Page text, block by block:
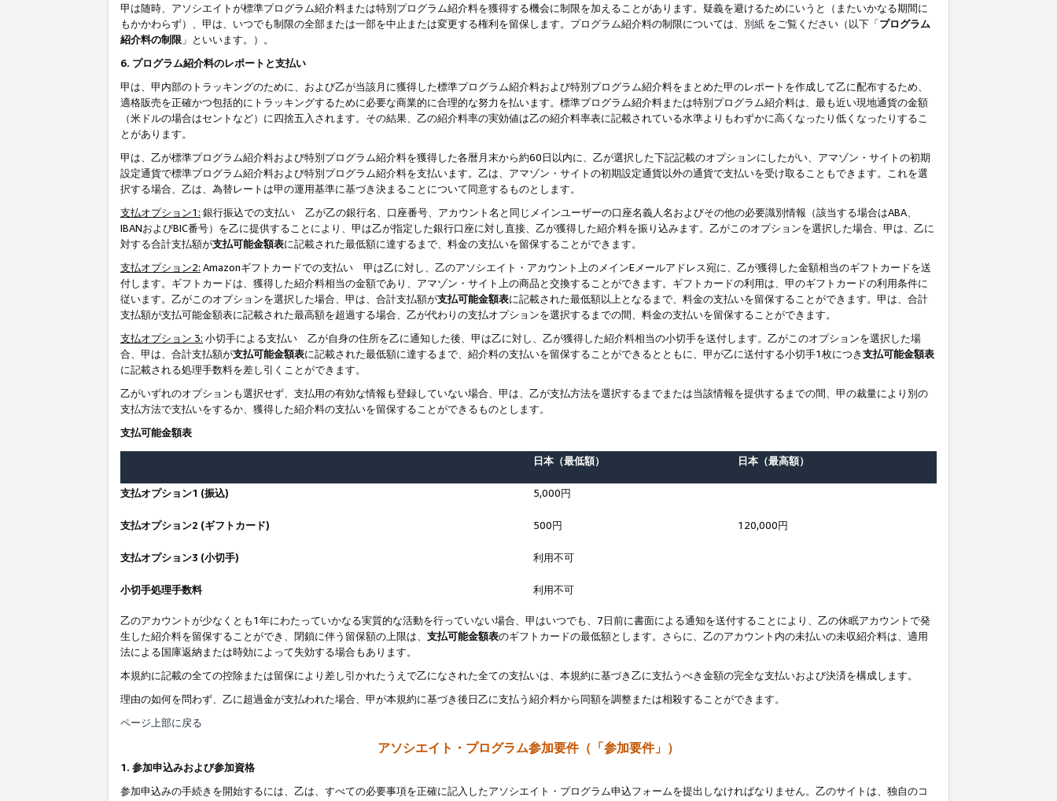
甲は随時、アソシエイトが標準プログラム紹介料または特別プログラム紹介料を獲得する機会に制限を加えることがあります。疑義を避けるためにいうと（またいかなる期間に
もかかわらず）、甲は、いつでも制限の全部または一部を中止または変更する権利を留保します。プログラム紹介料の制限については、 別紙 をご覧ください（以下「プログラム
紹介料の制限 」といいます。）。
6. プログラム紹介料のレポートと支払い
甲は、甲内部のトラッキングのために、および乙が当該月に獲得した標準プログラム紹介料および特別プログラム紹介料をまとめた甲のレポートを作成して乙に配布するため、
適格販売を正確かつ包括的にトラッキングするために必要な商業的に合理的な努力を払います。標準プログラム紹介料または特別プログラム紹介料は、最も近い現地通貨の金額
（米ドルの場合はセントなど）に四捨五入されます。その結果、乙の紹介料率の実効値は乙の紹介料率表に記載されている水準よりもわずかに高くなったり低くなったりするこ
とがあります。
甲は、乙が標準プログラム紹介料および特別プログラム紹介料を獲得した各暦月末から約60日以内に、乙が選択した下記記載のオプションにしたがい、アマゾン・サイトの初期
設定通貨で標準プログラム紹介料および特別プログラム紹介料を支払います。乙は、アマゾン・サイトの初期設定通貨以外の通貨で支払いを受け取ることもできます。これを選
択する場合、乙は、為替レートは甲の運用基準に基づき決まることについて同意するものとします。
支払オプション1: 銀行振込での支払い 乙が乙の銀行名、口座番号、アカウント名と同じメインユーザーの口座名義人名およびその他の必要識別情報（該当する場合はABA、
IBANおよびBIC番号）を乙に提供することにより、甲は乙が指定した銀行口座に対し直接、乙が獲得した紹介料を振り込みます。乙がこのオプションを選択した場合、甲は、乙に
対する合計支払額が支払可能金額表に記載された最低額に達するまで、料金の支払いを留保することができます。
支払オプション2: Amazonギフトカードでの支払い 甲は乙に対し、乙のアソシエイト・アカウント上のメインEメールアドレス宛に、乙が獲得した金額相当のギフトカードを送
付します。ギフトカードは、獲得した紹介料相当の金額であり、アマゾン・サイト上の商品と交換することができます。ギフトカードの利用は、甲のギフトカードの利用条件に
従います。乙がこのオプションを選択した場合、甲は、合計支払額が支払可能金額表に記載された最低額以上となるまで、料金の支払いを留保することができます。甲は、合計
支払額が支払可能金額表に記載された最高額を超過する場合、乙が代わりの支払オプションを選択するまでの間、料金の支払いを留保することができます。
支払オプション 3: 小切手による支払い 乙が自身の住所を乙に通知した後、甲は乙に対し、乙が獲得した紹介料相当の小切手を送付します。乙がこのオプションを選択した場
合、甲は、合計支払額が支払可能金額表に記載された最低額に達するまで、紹介料の支払いを留保することができるとともに、甲が乙に送付する小切手1枚につき支払可能金額表
に記載される処理手数料を差し引くことができます。
乙がいずれのオプションも選択せず、支払用の有効な情報も登録していない場合、甲は、乙が支払方法を選択するまでまたは当該情報を提供するまでの間、甲の裁量により別の
支払方法で支払いをするか、獲得した紹介料の支払いを留保することができるものとします。
支払可能金額表
日本（最低額） 日本（最高額）
支払オプション1 (振込) 5,000円
支払オプション2 (ギフトカード) 500円 120,000円
支払オプション3 (小切手) 利用不可
小切手処理手数料 利用不可
乙のアカウントが少なくとも1年にわたっていかなる実質的な活動を行っていない場合、甲はいつでも、7日前に書面による通知を送付することにより、乙の休眠アカウントで発
生した紹介料を留保することができ、閉鎖に伴う留保額の上限は、 支払可能金額表のギフトカードの最低額とします。さらに、乙のアカウント内の未払いの未収紹介料は、適用
法による国庫返納または時効によって失効する場合もあります。
本規約に記載の全ての控除または留保により差し引かれたうえで乙になされた全ての支払いは、本規約に基づき乙に支払うべき金額の完全な支払いおよび決済を構成します。
理由の如何を問わず、乙に超過金が支払われた場合、甲が本規約に基づき後日乙に支払う紹介料から同額を調整または相殺することができます。
ページ上部に戻る
アソシエイト・プログラム参加要件（「参加要件」）
1. 参加申込みおよび参加資格
参加申込みの手続きを開始するには、乙は、すべての必要事項を正確に記入したアソシエイト・プログラム申込フォームを提出しなければなりません。乙のサイトは、独自のコ